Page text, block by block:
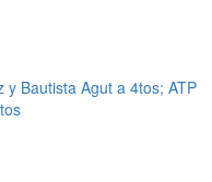
Bautista Agut a 4tos; ATP